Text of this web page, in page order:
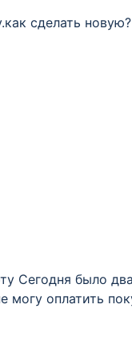
сделать новую?
Сегодня было
оплатить